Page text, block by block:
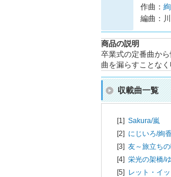
作曲：
編曲：
商品の説明
卒業式の定番曲か
曲を漏らすことな
収載曲一覧
[1] Sakura/嵐
[2] にじいろ/絢
[3] 友～旅立ち
[4] 栄光の架橋/
[5] レット・イ